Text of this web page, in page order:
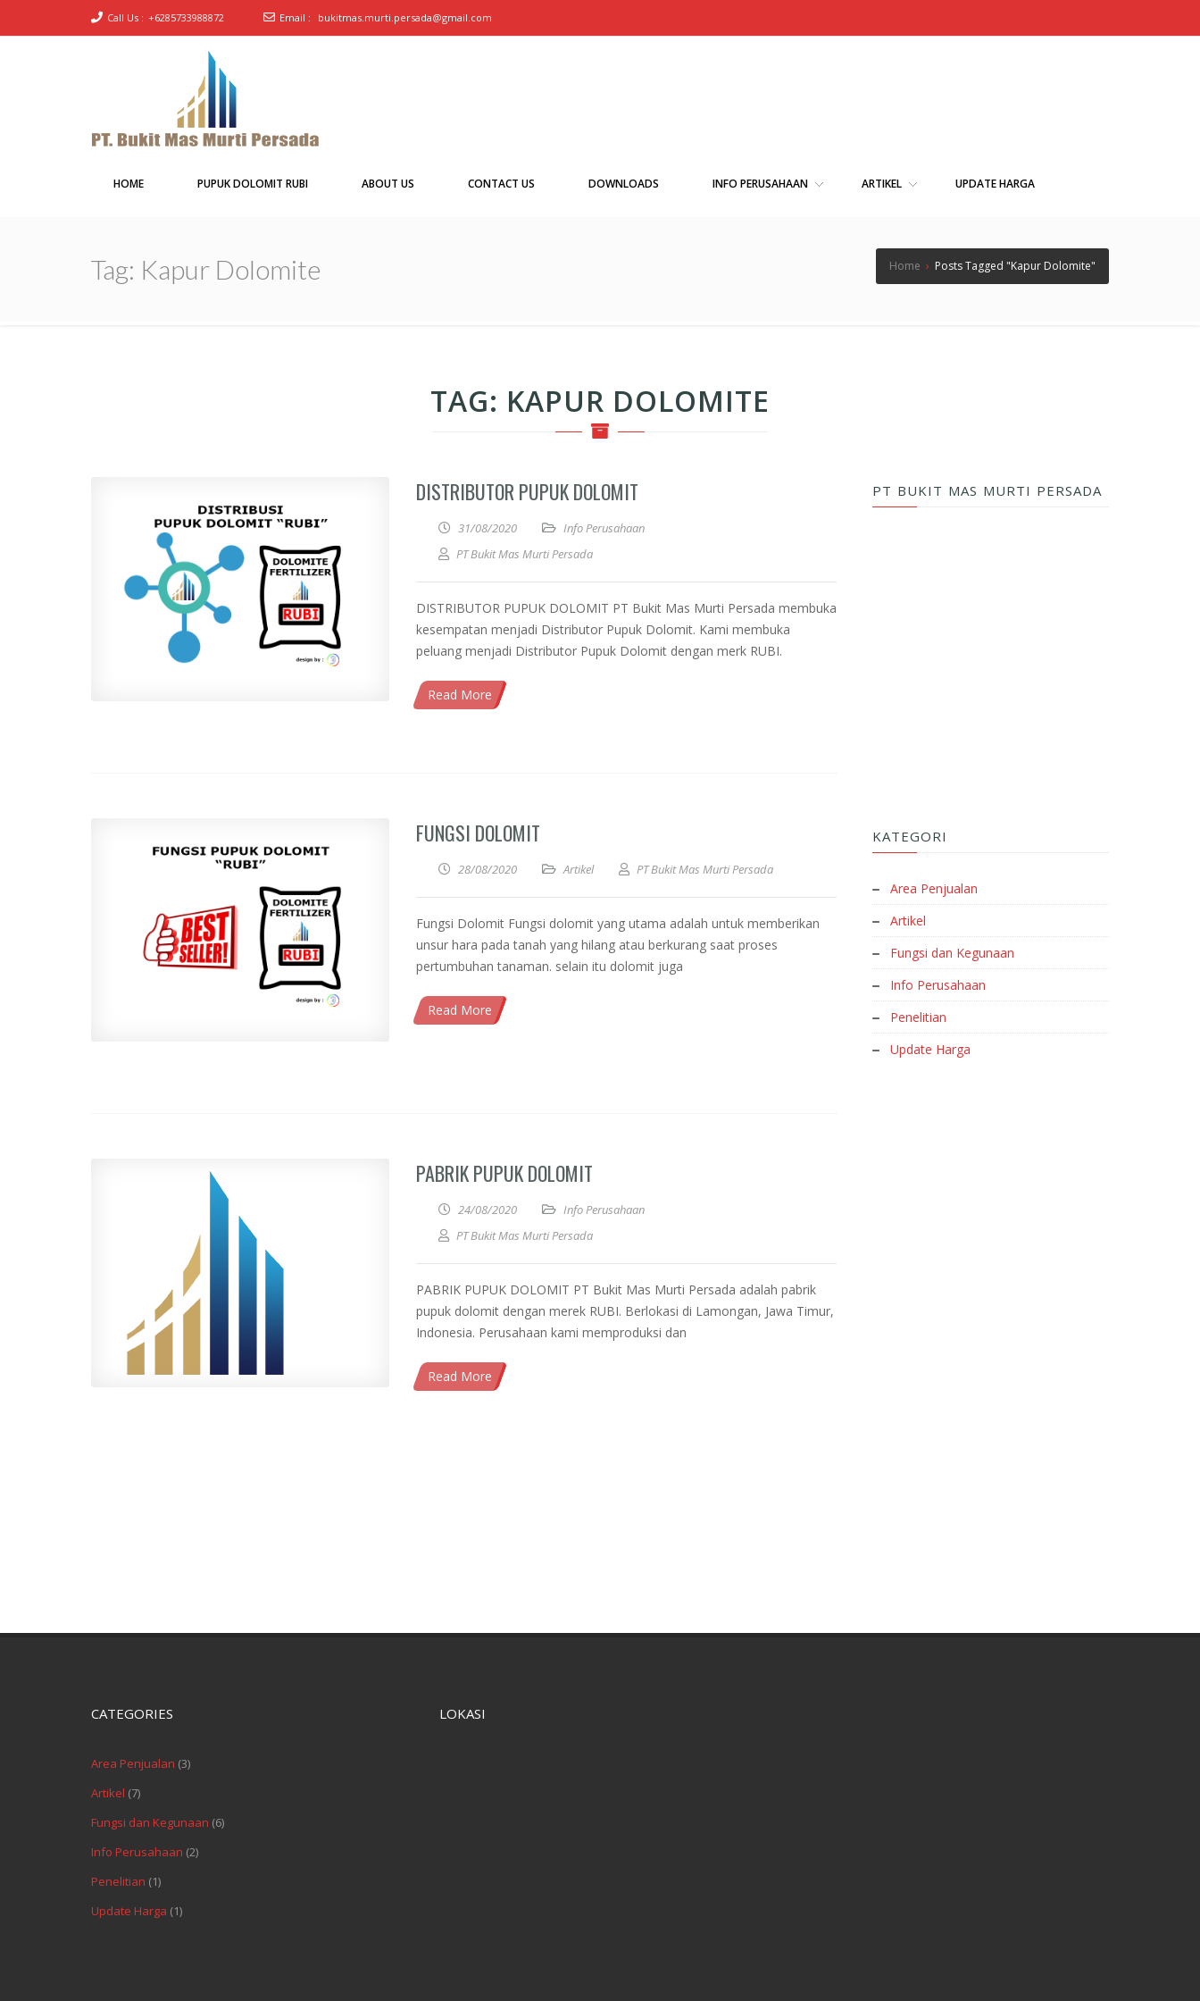
Call Us : +6285733988872 Email : bukitmas.murti.persada@gmail.com
Persada
HOME PUPUK DOLOMIT RUBI ABOUT US CONTACT US DOWNLOADS INFO PERUSAHAAN ARTIKEL UPDATE HARGA
Tag: Kapur Dolomite Home › Posts Tagged "Kapur Dolomite"
TAG: KAPUR DOLOMITE
DISTRIBUTOR PUPUK DOLOMIT
31/08/2020
Info Perusahaan
PT Bukit Mas Murti Persada
DISTRIBUTOR PUPUK DOLOMIT PT Bukit Mas Murti Persada membuka
kesempatan menjadi Distributor Pupuk Dolomit. Kami membuka
peluang menjadi Distributor Pupuk Dolomit dengan merk RUBI.
Read More
FUNGSI DOLOMIT
28/08/2020 Artikel PT Bukit Mas Murti Persada
Fungsi Dolomit Fungsi dolomit yang utama adalah untuk memberikan
unsur hara pada tanah yang hilang atau berkurang saat proses
pertumbuhan tanaman. selain itu dolomit juga
Read More
PABRIK PUPUK DOLOMIT
24/08/2020
Info Perusahaan
PT Bukit Mas Murti Persada
PABRIK PUPUK DOLOMIT PT Bukit Mas Murti Persada adalah pabrik
pupuk dolomit dengan merek RUBI. Berlokasi di Lamongan, Jawa Timur,
Indonesia. Perusahaan kami memproduksi dan
Read More
PT BUKIT MAS MURTI PERSADA
KATEGORI
Area Penjualan
Artikel
Fungsi dan Kegunaan
Info Perusahaan
Penelitian
Update Harga
CATEGORIES
Area Penjualan (3)
Artikel (7)
Fungsi dan Kegunaan (6)
Info Perusahaan (2)
Penelitian (1)
Update Harga (1)
LOKASI